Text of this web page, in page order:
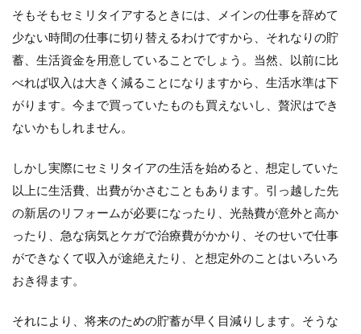
そもそもセミリタイアするときには、メインの仕事を辞めて
少ない時間の仕事に切り替えるわけですから、それなりの貯
蓄、生活資金を用意していることでしょう。当然、以前に比
べれば収入は大きく減ることになりますから、生活水準は下
がります。今まで買っていたものも買えないし、贅沢はでき
ないかもしれません。
しかし実際にセミリタイアの生活を始めると、想定していた
以上に生活費、出費がかさむこともあります。引っ越した先
の新居のリフォームが必要になったり、光熱費が意外と高か
ったり、急な病気とケガで治療費がかかり、そのせいで仕事
ができなくて収入が途絶えたり、と想定外のことはいろいろ
おき得ます。
それにより、将来のための貯蓄が早く目減りします。そうな